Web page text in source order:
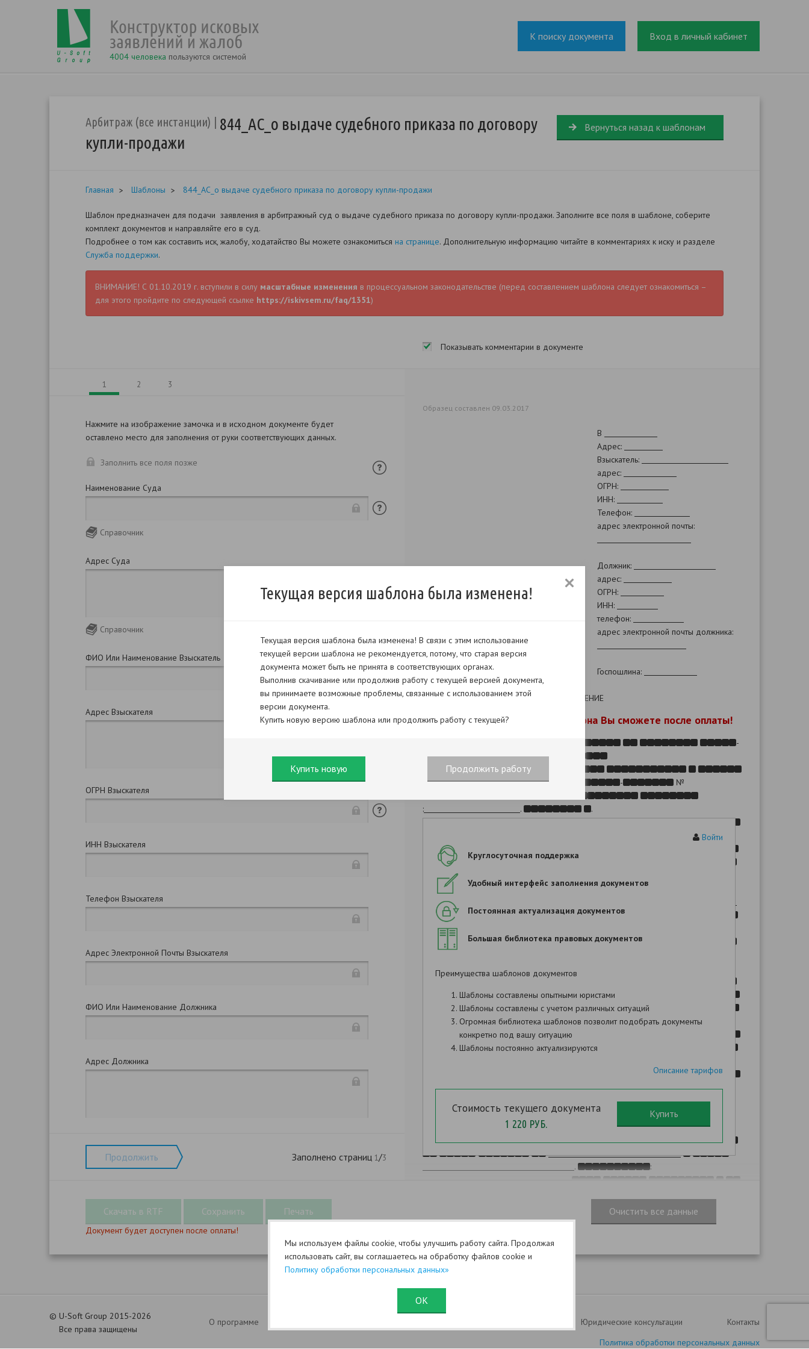
4004 человека пользуются системой
К поиску документа Вход в личный кабинет
Текущая версия шаблона была изменена!
Текущая версия шаблона была изменена! В связи с этим использование
текущей версии шаблона не рекомендуется, потому, что старая версия
документа может быть не принята в соответствующих органах.
Выполнив скачивание или продолжив работу с текущей версией документа,
вы принимаете возможные проблемы, связанные с использованием этой
версии документа.
Купить новую версию шаблона или продолжить работу с текущей?
Продолжить работу
Купить новую
Вернуться назад к шаблонам
Арбитраж (все инстанции)
844_АС_о выдаче судебного приказа по договору
купли-продажи
Главная Шаблоны 844_АС_о выдаче судебного приказа по договору купли-продажи
Шаблон предназначен для подачи заявления в арбитражный суд о выдаче судебного приказа по договору купли-продажи. Заполните все поля в шаблоне, соберите
комплект документов и направляйте его в суд.
Подробнее о том как составить иск, жалобу, ходатайство Вы можете ознакомиться на странице. Дополнительную информацию читайте в комментариях к иску и разделе
Служба поддержки.
ВНИМАНИЕ! С 01.10.2019 г. вступили в силу масштабные изменения в процессуальном законодательстве (перед составлением шаблона следует ознакомиться –
для этого пройдите по следующей ссылке https://iskivsem.ru/faq/1351)
Показывать комментарии в документе
1 2 3
Нажмите на изображение замочка и в исходном документе будет
оставлено место для заполнения от руки соответствующих данных.
Заполнить все поля позже
Наименование Суда
Справочник
Адрес Суда
Справочник
ФИО Или Наименование Взыскатель
Адрес Взыскателя
ОГРН Взыскателя
ИНН Взыскателя
Телефон Взыскателя
Адрес Электронной Почты Взыскателя
ФИО Или Наименование Должника
Адрес Должника
Продолжить Заполнено страниц 1/3
Образец составлен 09.03.2017
В
Адрес:
Взыскатель:
адрес:
ОГРН:
ИНН:
Телефон:
адрес электронной почты:
Должник:
адрес:
ОГРН:
ИНН:
телефон:
адрес электронной почты должника:
Госпошлина:
ЗАЯВЛЕНИЕ
Продолжить заполнение шаблона Вы сможете после оплаты!
-
-
№
:
. .
. 229.2
,
,
,
.
,
,
:
-
.
:
Войти
Круглосуточная поддержка
Удобный интерфейс заполнения документов
Постоянная актуализация документов
Большая библиотека правовых документов
Преимущества шаблонов документов
Шаблоны составлены опытными юристами
Шаблоны составлены с учетом различных ситуаций
Огромная библиотека шаблонов позволит подобрать документы
конкретно под вашу ситуацию
Шаблоны постоянно актуализируются
Описание тарифов
Стоимость текущего документа
1 220 РУБ.
Документ будет доступен после оплаты!
© U-Soft Group 2015-2026
Все права защищены
О программе Юридические консультации
Контакты
Политика обработки персональных данных
Мы используем файлы cookie, чтобы улучшить работу сайта. Продолжая
использовать сайт, вы соглашаетесь на обработку файлов cookie и
Политику обработки персональных данных»
ОК